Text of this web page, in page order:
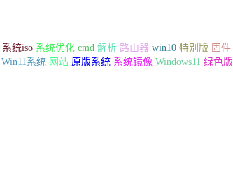
系统iso 系统优化 cmd 解析 路由器 win10 特别版 固件
Win11系统 网站 原版系统 系统镜像 Windows11 绿色版